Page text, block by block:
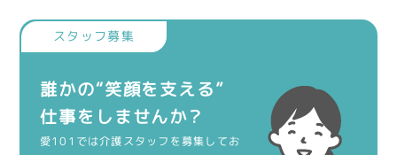
誰かの“笑顔を支える”
仕事をしませんか？
愛101では介護スタッフを募集してお